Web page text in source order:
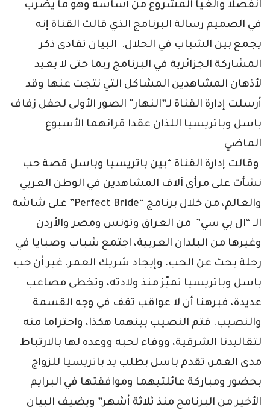
انفصلا وألغيا المشروع من أساسه وهو ما يضرب
في الصميم رسالة البرنامج الذي قالت القناة إنه
يجمع بين الشباب في الحلال. البيان تفادى ذكر
المشاركة الجزائرية في البرنامج ربما حتى لا يعيد
لأذهان المشاهدين المشاكل التي نتجت عنها وقد
أرسلت إدارة القناة لـ”النهار” الصور الأولى لحفل زفاف
باسل وباتريسيا اللذان عقدا قرانهما الأسبوع
الماضي
وقالت إدارة القناة “بين باتريسيا وباسل قصة حب
نشأت على مرأى آلاف المشاهدين في الوطن العربي
والعالم، من خلال برنامج “Perfect Bride” على شاشة
الـ “ال بي سي” من العراق وتونس ومصر والأردن
وغيرها من البلدان العربية، اجتمع شباب وصبايا في
رحلة بحث عن الحب، وإيجاد شريك العمر. غير أن حب
باسل وباتريسيا تميّز منذ ولادته، وتخطى مصاعب
عديدة، فبرهنا أن لا عواقب تقف في وجه القسمة
والنصيب. فتم النصيب بينهما هكذا، واحتراما منه
لتقاليدنا الشرقية، ووفاء لحبه ووعده لها بالارتباط
مدى العمر، تقدم باسل بطلب يد باتريسيا للزواج
بحضور ومباركة عائلتيهما وموافقتها في البرايم
الأخير من البرنامج منذ ثلاثة أشهر” ويضيف البيان